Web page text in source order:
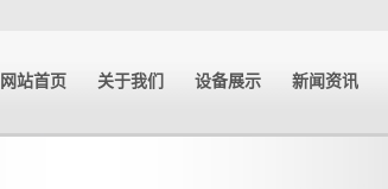
网站首页 关于我们 设备展示 新闻资讯